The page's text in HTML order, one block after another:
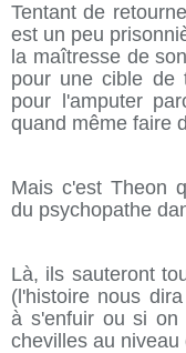
Tentant de
est un peu
la maîtresse de
pour une cible de
pour l'amputer
quand même faire
Mais c'est Theon
du psychopathe
Là, ils sauteront
(l'histoire nous
à s'enfuir ou si on
chevilles au niveau